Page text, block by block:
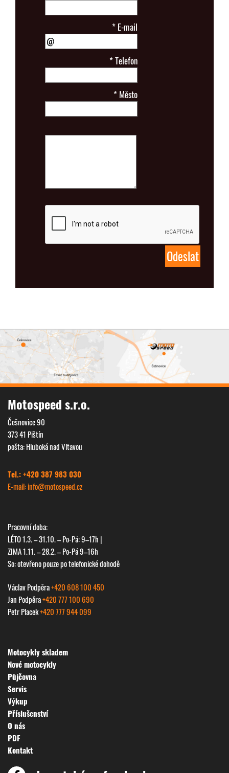
* E-mail
*Telefon
* Město
Motospeed s.r.o.
Češnovice 90
373 41 Pištín
pošta: Hluboká nad Vltavou
Tel.: +420 387 983 030
E-mail: info@motospeed.cz
Pracovní doba:
LÉTO 1.3. – 31.10. – Po-Pá: 9–17h |
ZIMA 1.11. – 28.2. – Po-Pá 9–16h
So: otevřeno pouze po telefonické dohodě
Václav Podpěra+420 608 100 450
Jan Podpěra+420 777 100 690
Petr Placek+420 777 944 099
Motocykly skladem
Nové motocykly
Půjčovna
Servis
Výkup
Příslušenství
O nás
PDF
Kontakt